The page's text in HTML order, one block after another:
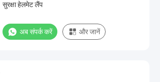
सुरक्षा हेलमेट लैंप
अब संपर्क करें और जानें